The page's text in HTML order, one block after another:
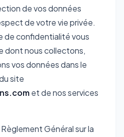
de vos données
de votre vie privée.
de confidentialité vous
dont nous collectons,
vos données dans le
site
et de nos services
Général sur la